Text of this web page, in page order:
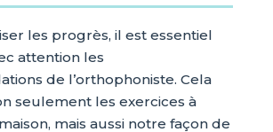
les progrès, il est essentiel
attention les
de l’orthophoniste. Cela
seulement les exercices à
mais aussi notre façon de